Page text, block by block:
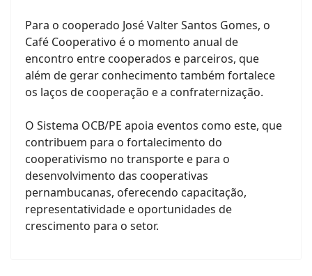
Para o cooperado José Valter Santos Gomes, o
Café Cooperativo é o momento anual de
encontro entre cooperados e parceiros, que
além de gerar conhecimento também fortalece
os laços de cooperação e a confraternização.
O Sistema OCB/PE apoia eventos como este, que
contribuem para o fortalecimento do
cooperativismo no transporte e para o
desenvolvimento das cooperativas
pernambucanas, oferecendo capacitação,
representatividade e oportunidades de
crescimento para o setor.